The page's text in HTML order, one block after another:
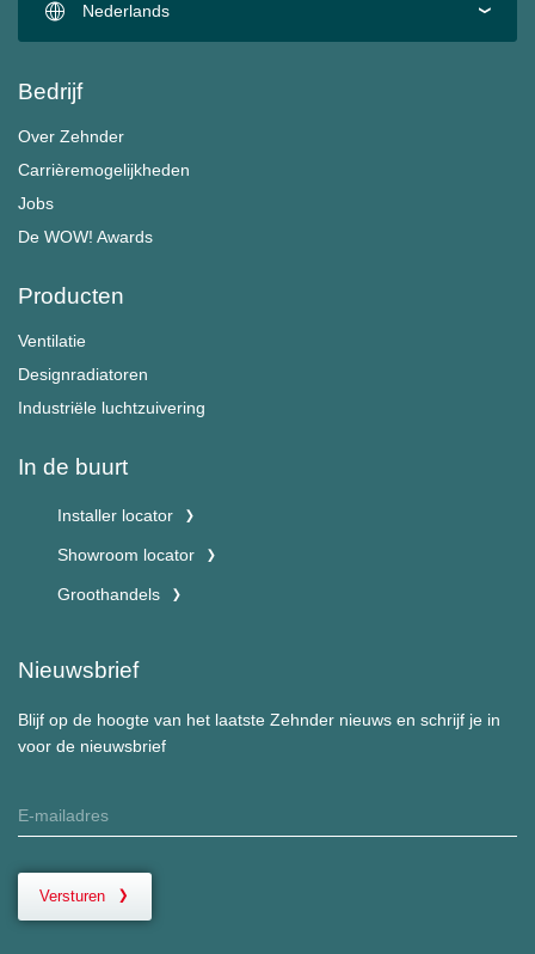
Nederlands
Bedrijf
Over Zehnder
Carrièremogelijkheden
Jobs
De WOW! Awards
Producten
Ventilatie
Designradiatoren
Industriële luchtzuivering
In de buurt
Installer locator
Showroom locator
Groothandels
Nieuwsbrief
Blijf op de hoogte van het laatste Zehnder nieuws en schrijf je in
voor de nieuwsbrief
Versturen